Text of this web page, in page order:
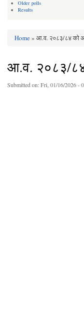
Older polls
Results
Home» आ.व. २०८३/८४ को
आ.व. २०८३/८४
Submitted on:Fri, 01/16/2026 -